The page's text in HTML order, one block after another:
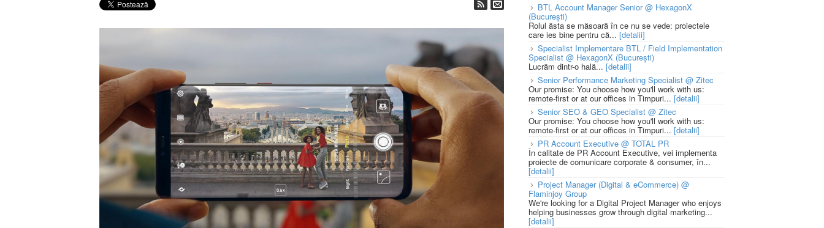
BTL Account Manager Senior @ HexagonX
(București)
Rolul ăsta se măsoară în ce nu se vede: proiectele
care ies bine pentru că... [detalii]
Specialist Implementare BTL / Field Implementation
Specialist @ HexagonX (București)
Lucrăm dintr-o hală... [detalii]
Senior Performance Marketing Specialist @ Zitec
Our promise: You choose how you'll work with us:
remote-first or at our offices in Timpuri... [detalii]
Senior SEO & GEO Specialist @ Zitec
Our promise: You choose how you'll work with us:
remote-first or at our offices in Timpuri... [detalii]
PR Account Executive @ TOTAL PR
În calitate de PR Account Executive, vei implementa
proiecte de comunicare corporate & consumer, în...
[detalii]
Project Manager (Digital & eCommerce) @
Flaminjoy Group
We're looking for a Digital Project Manager who enjoys
helping businesses grow through digital marketing...
[detalii]